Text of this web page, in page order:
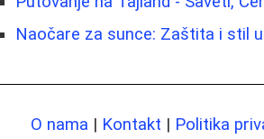
Naočare za sunce: Zaštita i stil
O nama | Kontakt | Politika